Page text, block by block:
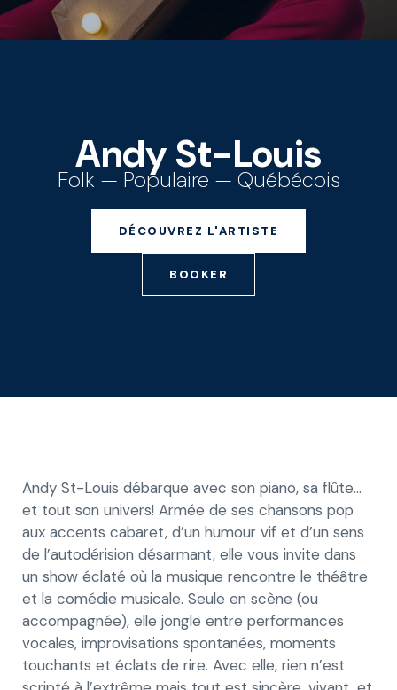
Andy St-Louis
Folk — Populaire — Québécois
DÉCOUVREZ L'ARTISTE
BOOKER
Andy St-Louis débarque avec son piano, sa flûte…
et tout son univers! Armée de ses chansons pop
aux accents cabaret, d’un humour vif et d’un sens
de l’autodérision désarmant, elle vous invite dans
un show éclaté où la musique rencontre le théâtre
et la comédie musicale. Seule en scène (ou
accompagnée), elle jongle entre performances
vocales, improvisations spontanées, moments
touchants et éclats de rire. Avec elle, rien n’est